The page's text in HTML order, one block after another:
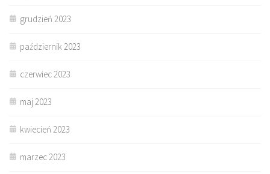
grudzień 2023
październik 2023
czerwiec 2023
maj 2023
kwiecień 2023
marzec 2023